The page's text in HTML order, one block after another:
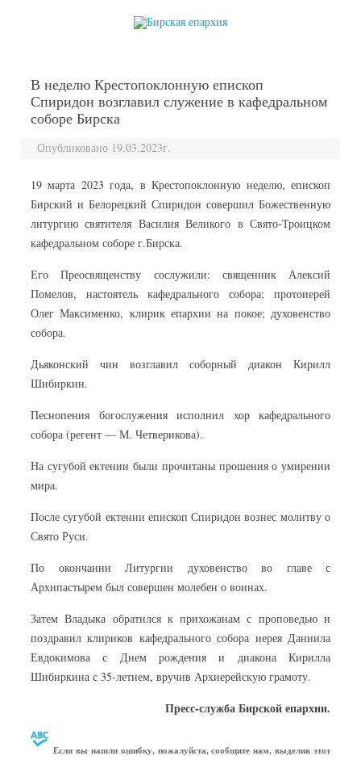
В неделю Крестопоклонную епископ
Спиридон возглавил служение в кафедральном
соборе Бирска
Опубликовано 19.03.2023г.
19 марта 2023 года, в Крестопоклонную неделю, епископ
Бирский и Белорецкий Спиридон совершил Божественную
литургию святителя Василия Великого в Свято-Троицком
кафедральном соборе г.Бирска.
Его Преосвященству сослужили: священник Алексий
Помелов, настоятель кафедрального собора; протоиерей
Олег Максименко, клирик епархии на покое; духовенство
собора.
Дьяконский чин возглавил соборный диакон Кирилл
Шибиркин.
Песнопения богослужения исполнил хор кафедрального
собора (регент — М. Четверикова).
На сугубой ектении были прочитаны прошения о умирении
мира.
После сугубой ектении епископ Спиридон вознес молитву о
Свято Руси.
По окончании Литургии духовенство во главе с
Архипастырем был совершен молебен о воинах.
Затем Владыка обратился к прихожанам с проповедью и
поздравил клириков кафедрального собора иерея Даниила
Евдокимова с Днем рождения и диакона Кирилла
Шибиркина с 35-летием, вручив Архиерейскую грамоту.
Пресс-служба Бирской епархии.
Если вы нашли ошибку, пожалуйста, сообщите нам, выделив этот